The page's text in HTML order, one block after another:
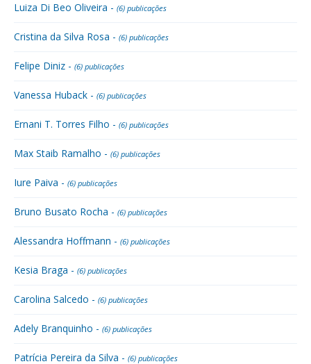
Luiza Di Beo Oliveira - (6) publicações
Cristina da Silva Rosa - (6) publicações
Felipe Diniz - (6) publicações
Vanessa Huback - (6) publicações
Ernani T. Torres Filho - (6) publicações
Max Staib Ramalho - (6) publicações
Iure Paiva - (6) publicações
Bruno Busato Rocha - (6) publicações
Alessandra Hoffmann - (6) publicações
Kesia Braga - (6) publicações
Carolina Salcedo - (6) publicações
Adely Branquinho - (6) publicações
Patrícia Pereira da Silva - (6) publicações